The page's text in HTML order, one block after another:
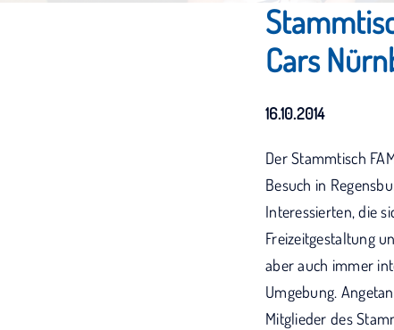
Cars
16.10.2014
Der Stammtisch
Besuch in
Interessierten, die
Freizeitgestaltung
aber auch immer
Umgebung.
Mitglieder des